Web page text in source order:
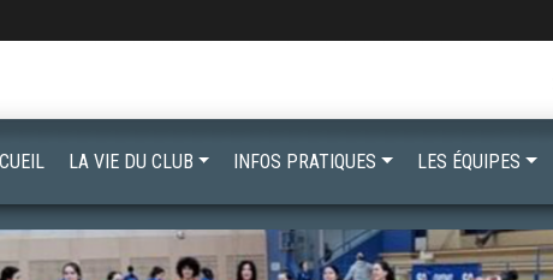
LA VIE DU CLUB INFOS PRATIQUES LES ÉQUIPES